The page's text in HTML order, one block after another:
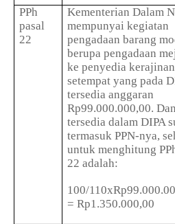
PPh
pasal
22
Kementerian Dalam
mempunyai kegiatan
pengadaan barang
berupa pengadaan
ke penyedia kerajinan
setempat yang pada
tersedia anggaran
Rp99.000.000,00.
tersedia dalam DIPA
termasuk PPN-nya,
untuk menghitung
22 adalah:
100/
= Rp1.350.000,00